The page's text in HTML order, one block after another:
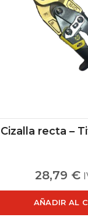
Cizalla recta –
28,79 €
AÑADIR AL